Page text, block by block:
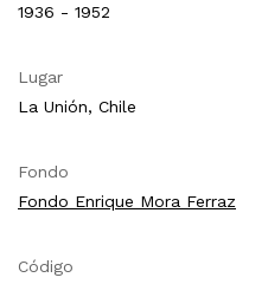
1936 - 1952
Lugar
La Unión, Chile
Fondo
Fondo Enrique Mora Ferraz
Código